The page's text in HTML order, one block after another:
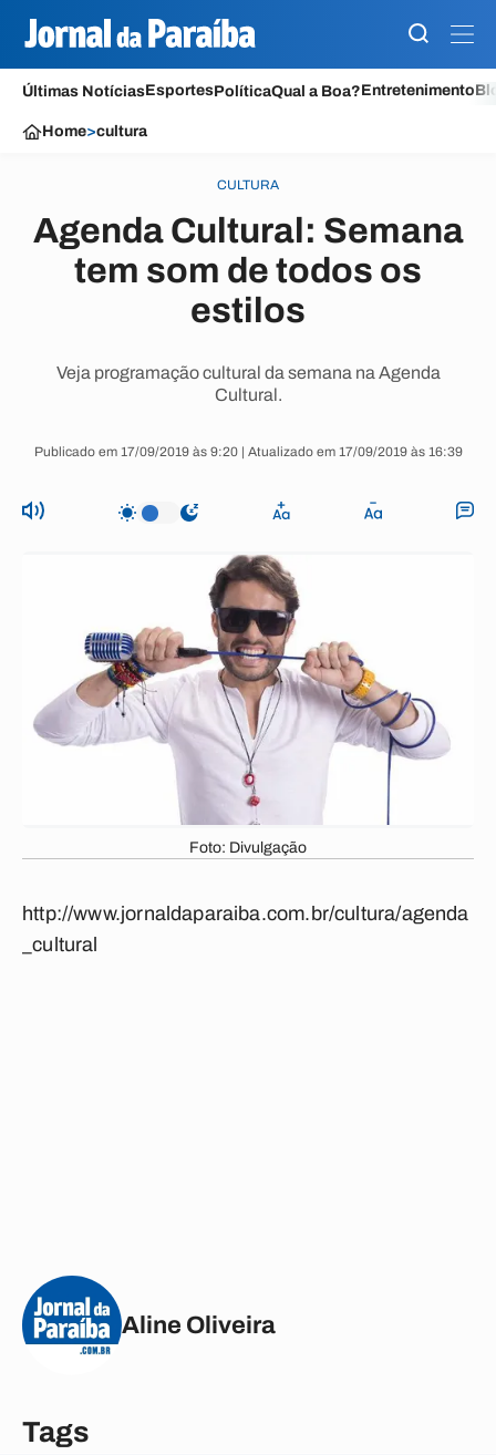
Últimas NotíciasEsportesPolíticaQual a Boa?Entretenimento
Home>cultura
CULTURA
Agenda Cultural: Semana
tem som de todos os
estilos
Veja programação cultural da semana na Agenda
Cultural.
Publicado em 17/09/2019 às 9:20 | Atualizado em 17/09/2019 às 16:39
Foto: Divulgação
http://www.jornaldaparaiba.com.br/cultura/agenda
_cultural
Aline Oliveira
Tags